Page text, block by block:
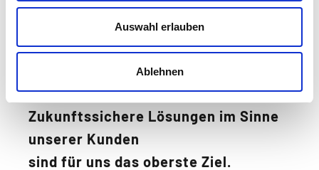
Auswahl erlauben
Ablehnen
Zukunftssichere Lösungen im Sinne
unserer Kunden
sind für uns das oberste Ziel.